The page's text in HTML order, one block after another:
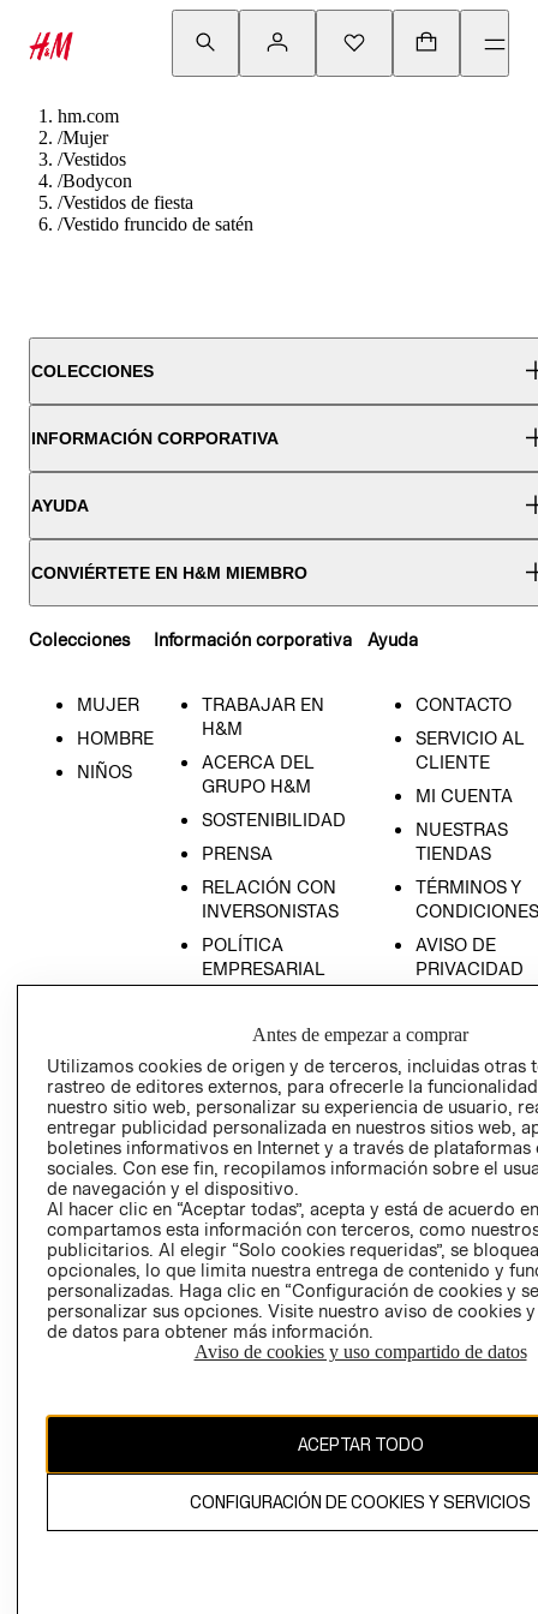
hm.com
/Mujer
/Vestidos
/Bodycon
/Vestidos de fiesta
/Vestido fruncido de satén
COLECCIONES
INFORMACIÓN CORPORATIVA
AYUDA
CONVIÉRTETE EN H&M MIEMBRO
Colecciones
MUJER
HOMBRE
NIÑOS
Información corporativa
TRABAJAR EN
H&M
ACERCA DEL
GRUPO H&M
SOSTENIBILIDAD
PRENSA
RELACIÓN CON
INVERSONISTAS
POLÍTICA
EMPRESARIAL
Ayuda
CONTACTO
SERVICIO AL
CLIENTE
MI CUENTA
NUESTRAS
TIENDAS
TÉRMINOS Y
CONDICIONES
AVISO DE
PRIVACIDAD
AVISO DE
COOKIES
LIBRO DE
Ecuador ($)
CAMBIAR REGIÓN
El contenido de esta página web está protegido por copyright y es
propiedad de H&M Hennes & Mauritz AB.
Antes de empezar a comprar
Utilizamos cookies de origen y de terceros, incluidas otras
rastreo de editores externos, para ofrecerle la
nuestro sitio web, personalizar su experiencia de usuario,
entregar publicidad personalizada en nuestros sitios web,
boletines informativos en Internet y a través de plataformas
sociales. Con ese fin, recopilamos información sobre el
de navegación y el dispositivo.
Al hacer clic en “Aceptar todas”, acepta y está de acuerdo
compartamos esta información con terceros, como
publicitarios. Al elegir “Solo cookies requeridas”, se
opcionales, lo que limita nuestra entrega de contenido y
personalizadas. Haga clic en “Configuración de cookies y
personalizar sus opciones. Visite nuestro aviso de cookies
de datos para obtener más información.
Aviso de cookies y uso compartido de datos
ACEPTAR TODO
CONFIGURACIÓN DE COOKIES Y SERVICIOS